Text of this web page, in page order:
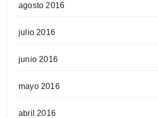
agosto 2016
julio 2016
junio 2016
mayo 2016
abril 2016